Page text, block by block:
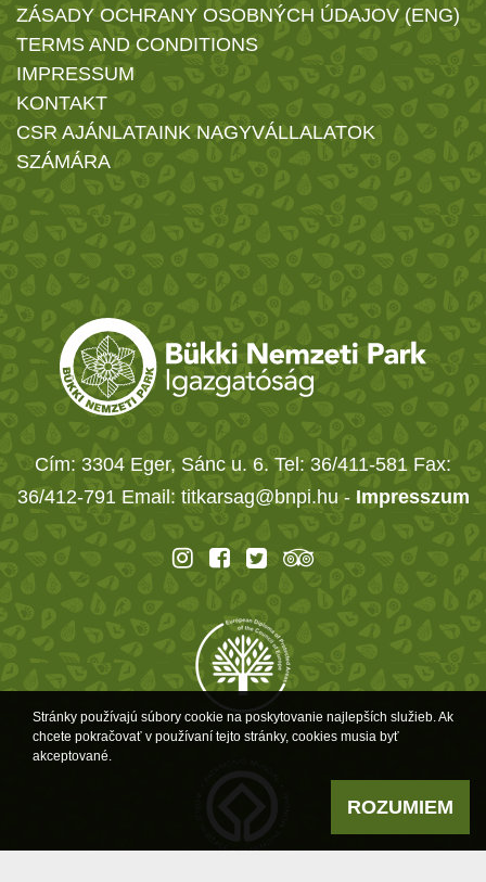
ZÁSADY OCHRANY OSOBNÝCH ÚDAJOV (ENG)
TERMS AND CONDITIONS
IMPRESSUM
KONTAKT
CSR AJÁNLATAINK NAGYVÁLLALATOK
SZÁMÁRA
Cím: 3304 Eger, Sánc u. 6. Tel: 36/411-581 Fax:
36/412-791 Email: titkarsag@bnpi.hu - Impresszum
Stránky používajú súbory cookie na poskytovanie najlepších služieb. Ak
chcete pokračovať v používaní tejto stránky, cookies musia byť
akceptované.
ROZUMIEM